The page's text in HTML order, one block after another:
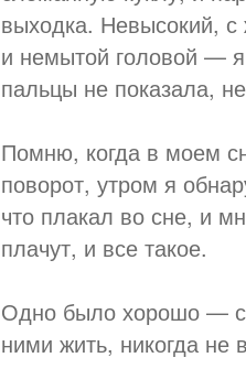
выходка. Невысокий, с
и немытой головой —
пальцы не показала,
Помню, когда в моем
поворот, утром я
что плакал во сне, и
плачут, и все такое.
Одно было хорошо —
ними жить, никогда